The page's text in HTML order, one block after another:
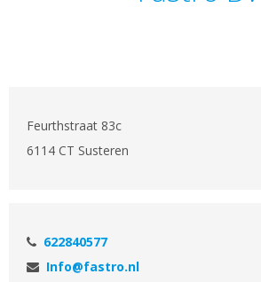
Feurthstraat 83c
6114 CT Susteren
622840577
Info@fastro.nl